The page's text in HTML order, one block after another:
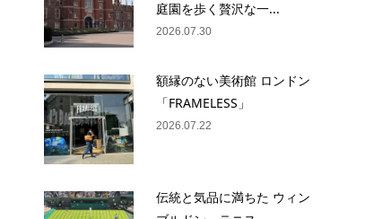
庭園を歩く贅沢な一...
2026.07.30
額縁のない美術館 ロンドン
「FRAMELESS」
2026.07.22
伝統と気品に満ちた ウィン